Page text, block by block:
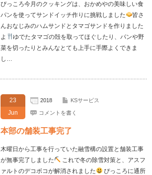
ぴっころ今月のクッキングは、おかめやの美味しい食
パンを使ってサンドイッチ作りに挑戦しました
皆さ
んおなじみのハムサンドとタマゴサンドを作りました
よ
ゆでたタマゴの殻を取ってほぐしたり、パンや野
菜を切ったりとみんなとても上手に手際よくできま
し…
23
Jun
2018 KSサービス
コメントを書く
本部の舗装工事完了
木曜日から工事を行っていた融雪構の設置と舗装工事
が無事完了しました
これで冬の除雪対策と、アスフ
ァルトのデコボコが解消されました
ぴっころに通所